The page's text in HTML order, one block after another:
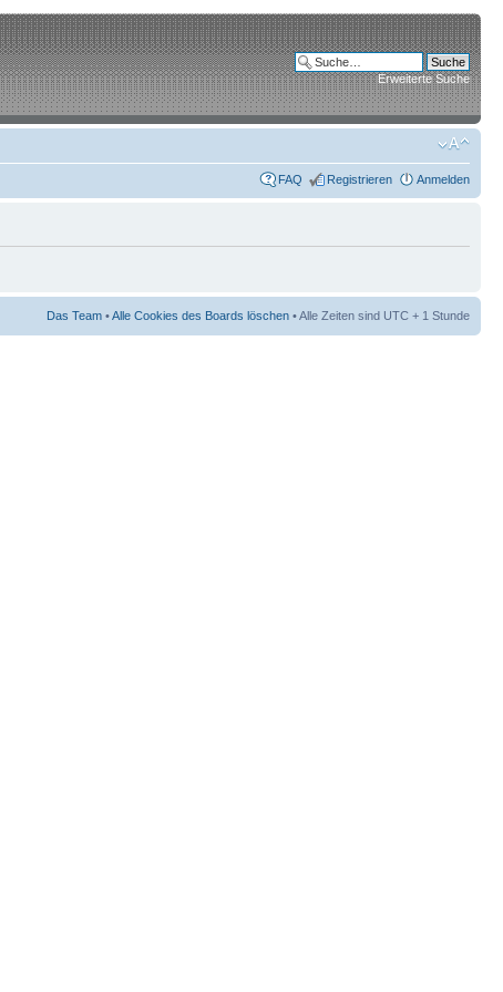
Erweiterte Suche
FAQ Registrieren Anmelden
Das Team •Alle Cookies des Boards löschen • Alle Zeiten sind UTC + 1 Stunde